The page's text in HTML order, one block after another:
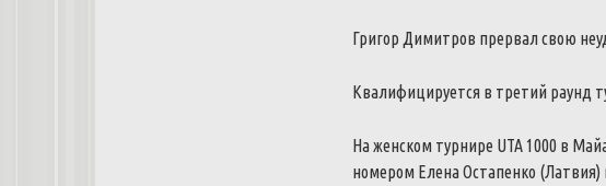
Григор Димитров прервал свою
Квалифицируется в третий раунд
На женском турнире UTA 1000 в
номером Елена Остапенко